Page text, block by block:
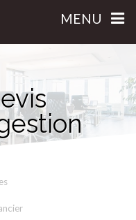
MENU